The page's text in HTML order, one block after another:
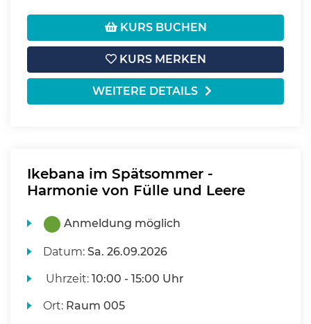
KURS BUCHEN
KURS MERKEN
WEITERE DETAILS
Ikebana im Spätsommer -
Harmonie von Fülle und Leere
Anmeldung möglich
Datum:Sa. 26.09.2026
Uhrzeit:10:00 - 15:00 Uhr
Ort: Raum 005